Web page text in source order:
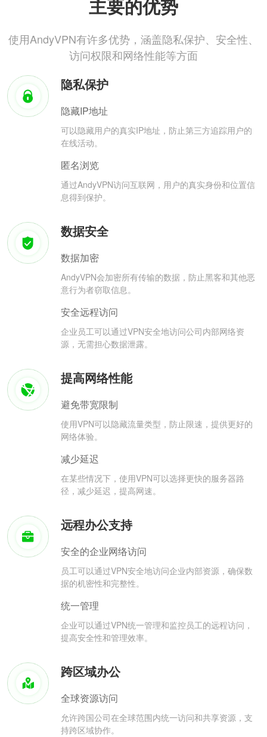
主要的优势
使用AndyVPN有许多优势，涵盖隐私保护、安全性、
访问权限和网络性能等方面
隐私保护
隐藏IP地址
可以隐藏用户的真实IP地址，防止第三方追踪用户的
在线活动。
匿名浏览
通过AndyVPN访问互联网，用户的真实身份和位置信
息得到保护。
数据安全
数据加密
AndyVPN会加密所有传输的数据，防止黑客和其他恶
意行为者窃取信息。
安全远程访问
企业员工可以通过VPN安全地访问公司内部网络资
源，无需担心数据泄露。
提高网络性能
避免带宽限制
使用VPN可以隐藏流量类型，防止限速，提供更好的
网络体验。
减少延迟
在某些情况下，使用VPN可以选择更快的服务器路
径，减少延迟，提高网速。
远程办公支持
安全的企业网络访问
员工可以通过VPN安全地访问企业内部资源，确保数
据的机密性和完整性。
统一管理
企业可以通过VPN统一管理和监控员工的远程访问，
提高安全性和管理效率。
跨区域办公
全球资源访问
允许跨国公司在全球范围内统一访问和共享资源，支
持跨区域协作。